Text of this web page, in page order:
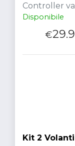
Controller
Disponibile
€
Kit 2